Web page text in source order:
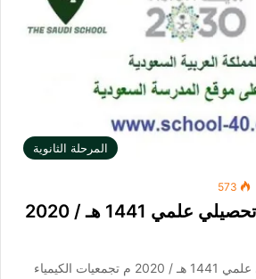
المرحلة الثانوية
573
تجمعيات الكيمياء تحصيلي علمي 1441 هـ / 2020
تجمعيات الكيمياء تحصيلي علمي 1441 هـ / 2020 م تجمعيات الكيمياء